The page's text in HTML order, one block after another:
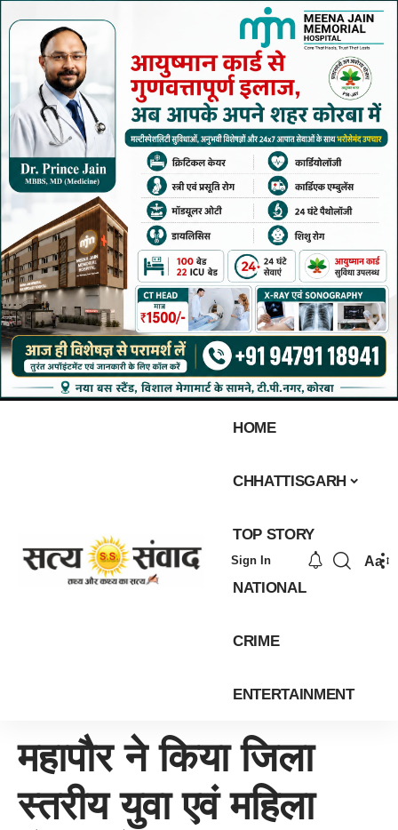
HOME
CHHATTISGARH
TOP STORY
NATIONAL
CRIME
ENTERTAINMENT
Sign In Aa
महापौर ने किया जिला
स्तरीय युवा एवं महिला